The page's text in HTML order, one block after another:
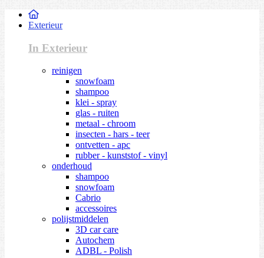
Exterieur
In Exterieur
reinigen
snowfoam
shampoo
klei - spray
glas - ruiten
metaal - chroom
insecten - hars - teer
ontvetten - apc
rubber - kunststof - vinyl
onderhoud
shampoo
snowfoam
Cabrio
accessoires
polijstmiddelen
3D car care
Autochem
ADBL - Polish